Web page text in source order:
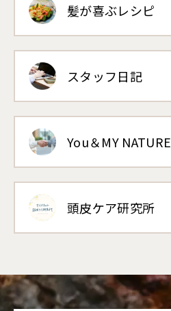
髪が喜ぶレシピ
スタッフ日記
You＆MY NATURE
頭皮ケア研究所